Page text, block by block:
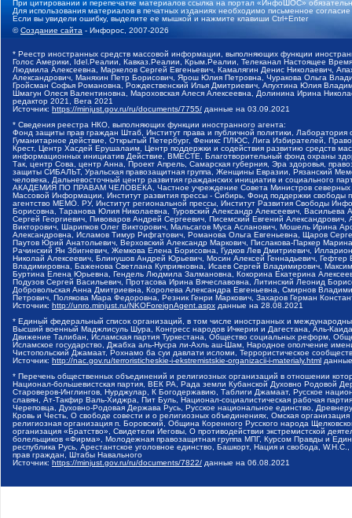
При цитировании и перепечатке материалов ссылка на портал «ИнфоШОС»
Для использования материалов в печатных изданиях необходимо письменное
Если вы увидели ошибку, выделите ее мышкой и нажмите клавиши Ctrl+Enter
©Создание сайта - Инфорос, 2007-2026
* Реестр иностранных средств массовой информации, выполняющих функции
Голос Америки, Idel.Реалии, Кавказ.Реалии, Крым.Реалии, Телеканал Настоящее
Людмила Алексеевна, Маркелов Сергей Евгеньевич, Камалягин Денис Николаевич,
Александрович, Маняхин Петр Борисович, Ярош Юлия Петровна, Чуракова Ольга
Гройсман Софья Романовна, Рождественский Илья Дмитриевич, Апухтина Юлия
Шмагун Олеся Валентиновна, Мароховская Алеся Алексеевна, Долинина Ирина
редактор 2021, Вега 2021
Источник: https://minjust.gov.ru/ru/documents/7755/ данные на 03.09.2021
* Сведения реестра НКО, выполняющих функции иностранного агента:
Фонд защиты прав граждан Штаб, Институт права и публичной политики,
Гуманитарное действие, Открытый Петербург, Феникс ПЛЮС, Лига Избирателей,
Крест, Центр Хасдей Ерушалаим, Центр поддержки и содействия развитию средств
информационных инициатив Действие, ВМЕСТЕ, Благотворительный фонд охраны
Так, центр Сова, центр Анна, Проект Апрель, Самарская губерния, Эра здоровья,
защиты СИБАЛЬТ, Уральская правозащитная группа, Женщины Евразии, Рязанский
человека, Дальневосточный центр развития гражданских инициатив и социального
АКАДЕМИЯ ПО ПРАВАМ ЧЕЛОВЕКА, Частное учреждение Совета Министров северных
Массовой Информации, Институт развития прессы - Сибирь, Фонд поддержки
агентство МЕМО. РУ, Институт региональной прессы, Институт Развития Свободы
Борисовна, Таранова Юлия Николаевна, Туровский Александр Алексеевич,
Сергей Георгиевич, Пивоваров Андрей Сергеевич, Писемский Евгений
Викторович, Шарипков Олег Викторович, Мальсагов Муса Асланович, Мошель Ирина
Александровна, Исламов Тимур Рифгатович, Романова Ольга Евгеньевна, Щаров
Паутов Юрий Анатольевич, Верховский Александр Маркович, Пислакова-Паркер
Рачинский Ян Збигневич, Жемкова Елена Борисовна, Гудков Лев Дмитриевич,
Николай Алексеевич, Блинушов Андрей Юрьевич, Мосин Алексей Геннадьевич,
Владимировна, Баженова Светлана Куприяновна, Исаев Сергей Владимирович,
Буртина Елена Юрьевна, Гендель Людмила Залмановна, Кокорина Екатерина
Подузов Сергей Васильевич, Протасова Ирина Вячеславовна, Литинский Леонид
Добровольская Анна Дмитриевна, Королева Александра Евгеньевна, Смирнов
Петрович, Полякова Мара Федоровна, Резник Генри Маркович, Захаров Герман
Источник: http://unro.minjust.ru/NKOForeignAgent.aspx данные на 28.08.2021
* Единый федеральный список организаций, в том числе иностранных и
Высший военный Маджлисуль Шура, Конгресс народов Ичкерии и Дагестана, Аль-
Движение Талибан, Исламская партия Туркестана, Общество социальных реформ,
Исламское государство, Джабха аль-Нусра ли-Ахль аш-Шам, Народное ополчение
Чистопольский Джамаат, Рохнамо ба суи давлати исломи, Террористическое
Источник: http://nac.gov.ru/terroristicheskie-i-ekstremistskie-organizacii-i-materialy.html
* Перечень общественных объединений и религиозных организаций в отношении
Национал-большевистская партия, ВЕК РА, Рада земли Кубанской Духовно Родовой
Староверов-Инглингов, Нурджулар, К Богодержавию, Таблиги Джамаат, Русское
славян, Ат-Такфир Валь-Хиджра, Пит Буль, Национал-социалистическая рабочая
Череповца, Духовно-Родовая Держава Русь, Русское национальное единство,
Кровь и Честь, О свободе совести и о религиозных объединениях, Омская
религиозная организация п. Боровский, Община Коренного Русского народа
организация «Братство», Свидетели Иеговы, О противодействии экстремистской
болельщиков «Фирма», Молодежная правозащитная группа МПГ, Курсом Правды и
республика Русь, Арестантское уголовное единство, Башкорт, Нация и свобода,
прав граждан, Штабы Навального
Источник: https://minjust.gov.ru/ru/documents/7822/ данные на 06.08.2021